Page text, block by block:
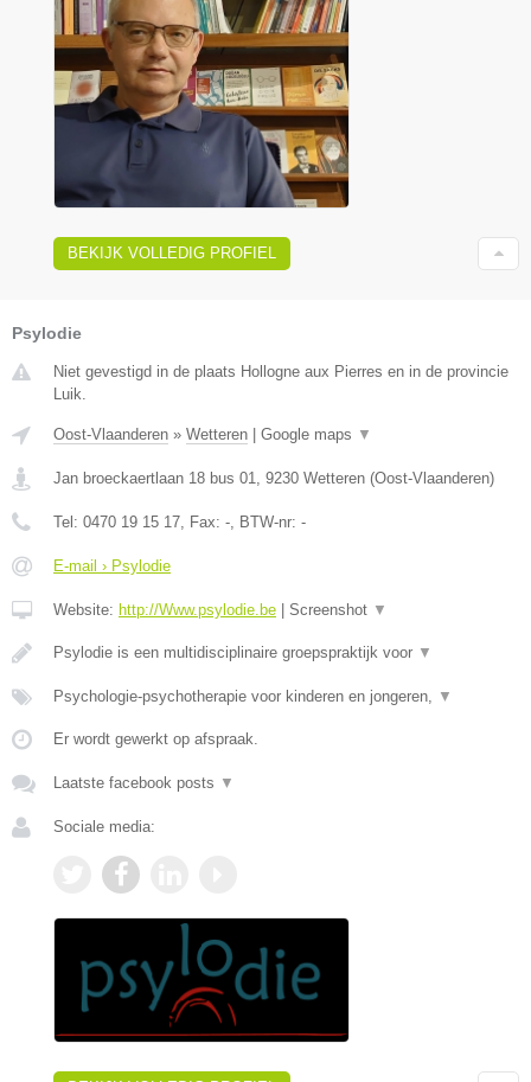
BEKIJK VOLLEDIG PROFIEL
Psylodie
Niet gevestigd in de plaats Hollogne aux Pierres en in de provincie
Luik.
Oost-Vlaanderen » Wetteren Google maps ▼
Jan broeckaertlaan 18 bus 01, 9230 Wetteren (Oost-Vlaanderen)
Tel: 0470 19 15 17, Fax: -, BTW-nr: -
E-mail › Psylodie
Website: http://Www.psylodie.be Screenshot ▼
Psylodie is een multidisciplinaire groepspraktijk voor ▼
Psychologie-psychotherapie voor kinderen en jongeren, ▼
Er wordt gewerkt op afspraak.
Laatste facebook posts ▼
Sociale media: